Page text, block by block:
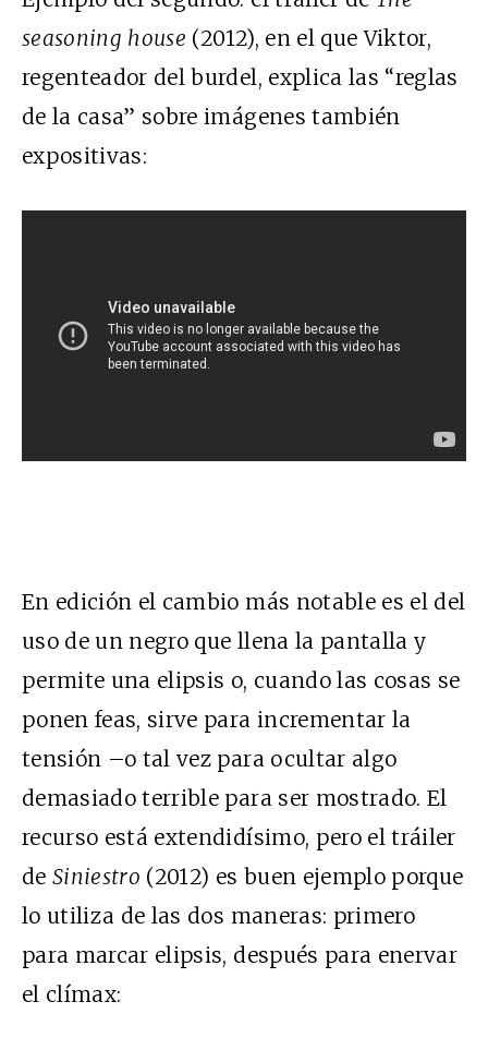
seasoning house (2012), en el que Viktor,
regenteador del burdel, explica las “reglas
de la casa” sobre imágenes también
expositivas:
En edición el cambio más notable es el del
uso de un negro que llena la pantalla y
permite una elipsis o, cuando las cosas se
ponen feas, sirve para incrementar la
tensión –o tal vez para ocultar algo
demasiado terrible para ser mostrado. El
recurso está extendidísimo, pero el tráiler
deSiniestro (2012) es buen ejemplo porque
lo utiliza de las dos maneras: primero
para marcar elipsis, después para enervar
el clímax: